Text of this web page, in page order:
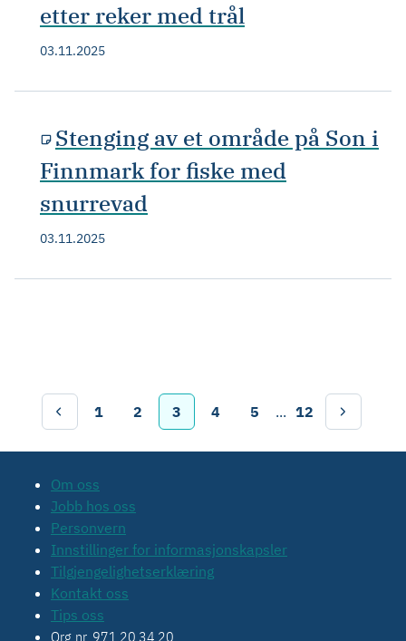
etter reker med trål
03.11.2025
Stenging av et område på Son i
Finnmark for fiske med
snurrevad
03.11.2025
1 2 3 4 5 ... 12
Om oss
Jobb hos oss
Personvern
Innstillinger for informasjonskapsler
Tilgjengelighetserklæring
Kontakt oss
Tips oss
Org.nr. 971 20 34 20